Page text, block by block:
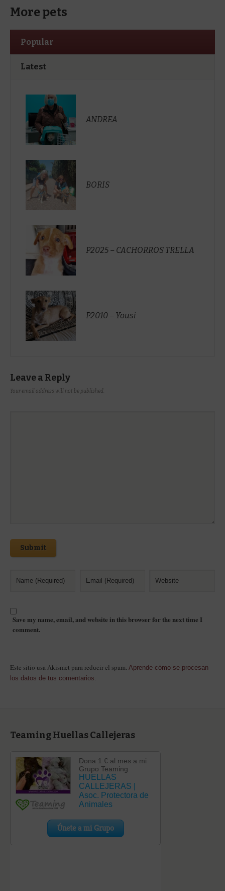
More pets
Popular
Latest
ANDREA
BORIS
P2025 – CACHORROS TRELLA
P2010 – Yousi
Leave a Reply
Your email address will not be published.
Submit
Save my name, email, and website in this browser for the next time I
comment.
Este sitio usa Akismet para reducir el spam. Aprende cómo se procesan
los datos de tus comentarios.
Teaming Huellas Callejeras